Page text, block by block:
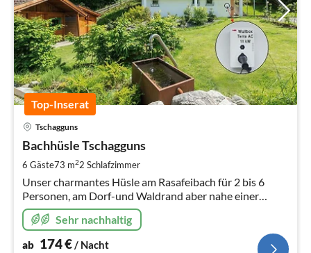
Top-Inserat
Tschagguns
Bachhüsle Tschagguns
6 Gäste73 m22 Schlafzimmer
Unser charmantes Hüsle am Rasafeibach für 2 bis 6
Personen, am Dorf-und Waldrand aber nahe einer
Bushaltestelle, bietet die perfekte Unterkunft für
Wanderer, Ski u. Tourenskifahrer
Sehr nachhaltig
ab 174€/ Nacht